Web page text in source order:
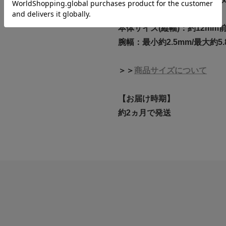
本体サイズ(縦幅)：約12mm
腕幅：最小約2.5mm/最大約
＞＞商品サイズについて
【お届け時期】
約2ヵ月で発送